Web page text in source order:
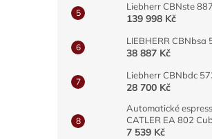
Liebherr CBNste
139 998 Kč
LIEBHERR CBNbsa
38 887 Kč
Liebherr CBNbdc
28 700 Kč
Automatické
CATLER EA 802
7 539 Kč